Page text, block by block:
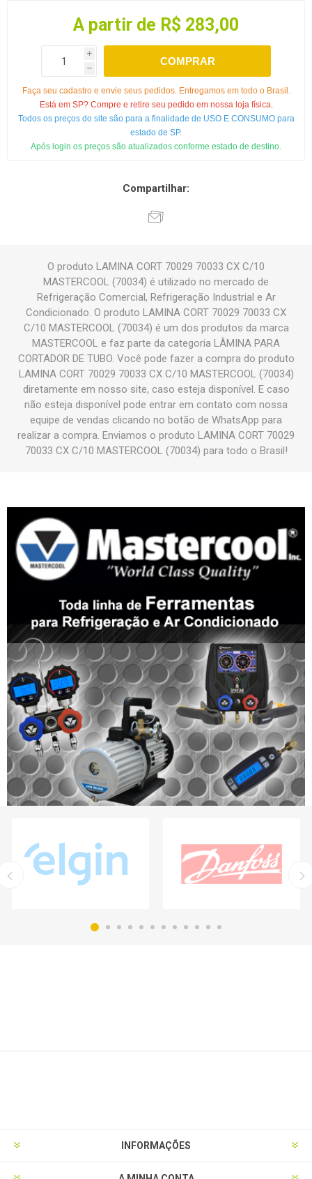
A partir de R$ 283,00
i
h
COMPRAR
Faça seu cadastro e envie seus pedidos. Entregamos em todo o Brasil.
Está em SP? Compre e retire seu pedido em nossa loja física.
Todos os preços do site são para a finalidade de USO E CONSUMO para
estado de SP.
Após login os preços são atualizados conforme estado de destino.
Compartilhar:
O produto LAMINA CORT 70029 70033 CX C/10
MASTERCOOL (70034) é utilizado no mercado de
Refrigeração Comercial, Refrigeração Industrial e Ar
Condicionado. O produto LAMINA CORT 70029 70033 CX
C/10 MASTERCOOL (70034) é um dos produtos da marca
MASTERCOOL e faz parte da categoria LÂMINA PARA
CORTADOR DE TUBO. Você pode fazer a compra do produto
LAMINA CORT 70029 70033 CX C/10 MASTERCOOL (70034)
diretamente em nosso site, caso esteja disponível. E caso
não esteja disponível pode entrar em contato com nossa
equipe de vendas clicando no botão de WhatsApp para
realizar a compra. Enviamos o produto LAMINA CORT 70029
70033 CX C/10 MASTERCOOL (70034) para todo o Brasil!
INFORMAÇÕES